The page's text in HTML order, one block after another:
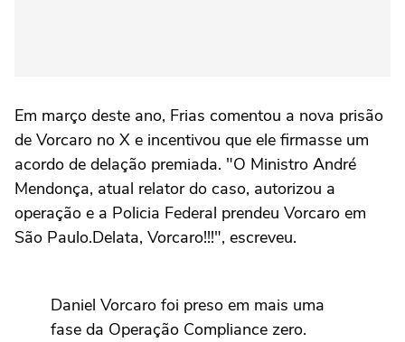
Em março deste ano, Frias comentou a nova prisão
de Vorcaro no X e incentivou que ele firmasse um
acordo de delação premiada. "O Ministro André
Mendonça, atual relator do caso, autorizou a
operação e a Policia Federal prendeu Vorcaro em
São Paulo.Delata, Vorcaro!!!", escreveu.
Daniel Vorcaro foi preso em mais uma
fase da Operação Compliance zero.